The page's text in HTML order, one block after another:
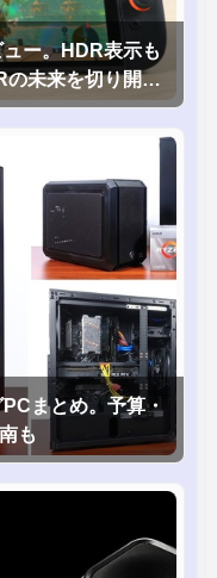
ー。HDR表示も
の未来を切り開く
まとめ。予算・
も